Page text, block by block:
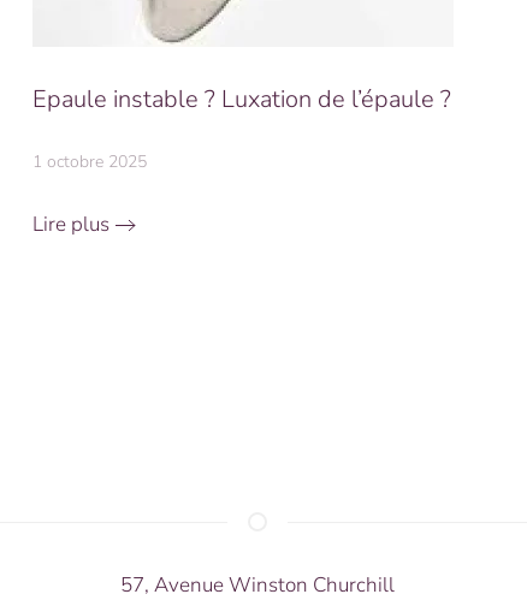
Epaule instable ? Luxation de l’épaule ?
1 octobre 2025
Lire plus
57, Avenue Winston Churchill